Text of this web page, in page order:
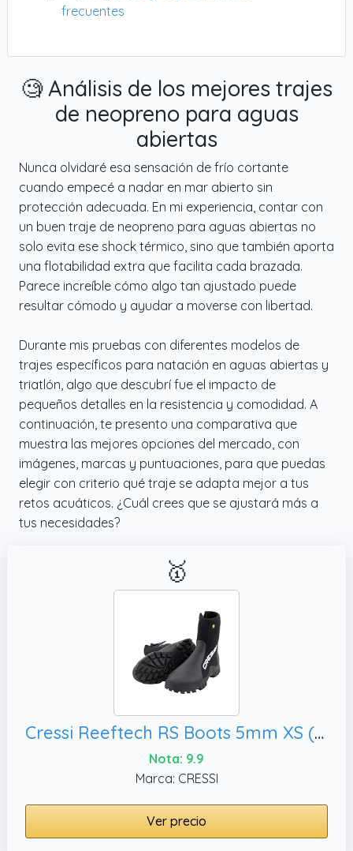
frecuentes
🧐 Análisis de los mejores trajes
de neopreno para aguas
abiertas
Nunca olvidaré esa sensación de frío cortante
cuando empecé a nadar en mar abierto sin
protección adecuada. En mi experiencia, contar con
un buen traje de neopreno para aguas abiertas no
solo evita ese shock térmico, sino que también aporta
una flotabilidad extra que facilita cada brazada.
Parece increíble cómo algo tan ajustado puede
resultar cómodo y ayudar a moverse con libertad.
Durante mis pruebas con diferentes modelos de
trajes específicos para natación en aguas abiertas y
triatlón, algo que descubrí fue el impacto de
pequeños detalles en la resistencia y comodidad. A
continuación, te presento una comparativa que
muestra las mejores opciones del mercado, con
imágenes, marcas y puntuaciones, para que puedas
elegir con criterio qué traje se adapta mejor a tus
retos acuáticos. ¿Cuál crees que se ajustará más a
tus necesidades?
🥇
Cressi Reeftech RS Boots 5mm XS (36/37 EU) - Escarpines Unisex Neopreno Negro de 5mm con Suela Reforzada Diseñado para Inmersiones en Aguas Frías con Aletas Abiertas y Trajes Secos, XS (36/37)
Nota: 9.9
Marca: CRESSI
Ver precio